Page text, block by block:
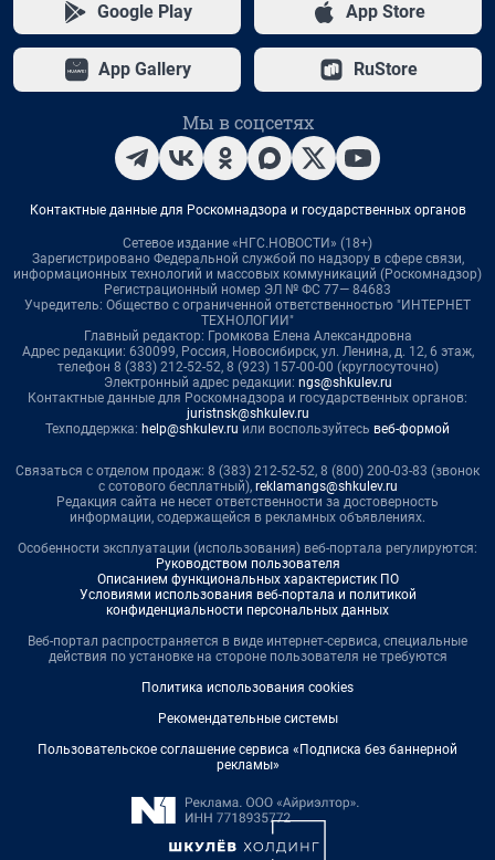
Google Play App Store
App Gallery RuStore
Мы в соцсетях
Контактные данные для Роскомнадзора и государственных органов
Сетевое издание «НГС.НОВОСТИ» (18+)
Зарегистрировано Федеральной службой по надзору в сфере связи,
информационных технологий и массовых коммуникаций (Роскомнадзор)
Регистрационный номер ЭЛ № ФС 77— 84683
Учредитель: Общество с ограниченной ответственностью "ИНТЕРНЕТ
ТЕХНОЛОГИИ"
Главный редактор: Громкова Елена Александровна
Адрес редакции: 630099, Россия, Новосибирск, ул. Ленина, д. 12, 6 этаж,
телефон 8 (383) 212-52-52, 8 (923) 157-00-00 (круглосуточно)
Электронный адрес редакции: ngs@shkulev.ru
Контактные данные для Роскомнадзора и государственных органов:
juristnsk@shkulev.ru
Техподдержка: help@shkulev.ru или воспользуйтесь веб-формой
Связаться с отделом продаж: 8 (383) 212-52-52, 8 (800) 200-03-83 (звонок
с сотового бесплатный), reklamangs@shkulev.ru
Редакция сайта не несет ответственности за достоверность
информации, содержащейся в рекламных объявлениях.
Особенности эксплуатации (использования) веб-портала регулируются:
Руководством пользователя
Описанием функциональных характеристик ПО
Условиями использования веб-портала и политикой
конфиденциальности персональных данных
Веб-портал распространяется в виде интернет-сервиса, специальные
действия по установке на стороне пользователя не требуются
Политика использования cookies
Рекомендательные системы
Пользовательское соглашение сервиса «Подписка без баннерной
рекламы»